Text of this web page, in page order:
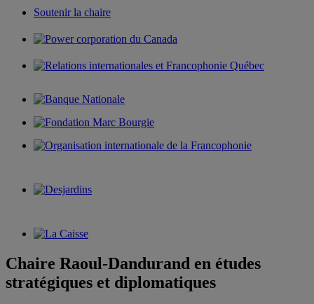
Soutenir la chaire
Chaire Raoul-Dandurand en études
stratégiques et diplomatiques